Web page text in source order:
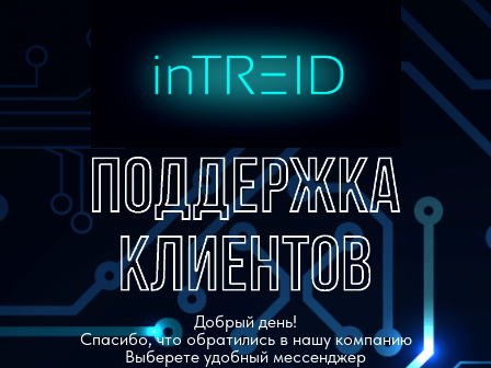
Добрый день!
Спасибо, что обратились в нашу компанию
Выберете удобный мессенджер